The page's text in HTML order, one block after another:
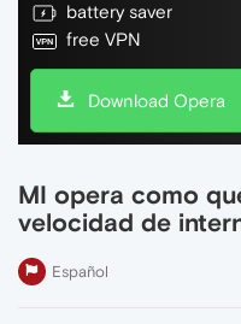
battery saver
free VPN
Download Opera
MI opera como
velocidad de
Español